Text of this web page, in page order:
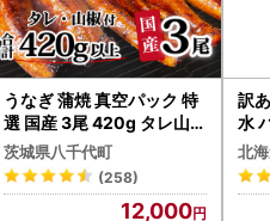
うなぎ 蒲焼 真空パック 特
選 国産 3尾 420g タレ山椒
付き うな重 ひつまぶし 訳
あり 茨城 ウナギ 鰻 個包装
人気 美味しい 小分け 八千
茨城県八千代町
(258)
12,000
訳
水
ク
付
海
北